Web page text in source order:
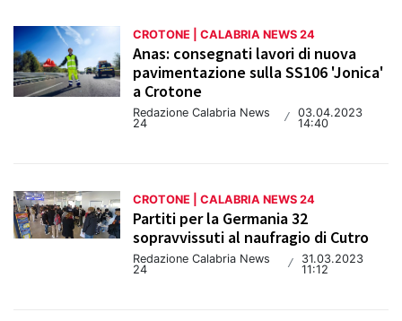
CROTONE | CALABRIA NEWS 24
Anas: consegnati lavori di nuova
pavimentazione sulla SS106 'Jonica'
a Crotone
Redazione Calabria News
24
/ 03.04.2023
14:40
CROTONE | CALABRIA NEWS 24
Partiti per la Germania 32
sopravvissuti al naufragio di Cutro
Redazione Calabria News
24
/
31.03.2023
11:12